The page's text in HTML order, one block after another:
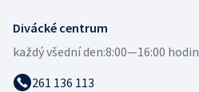
Divácké centrum
každý všední den:8:00—16:00 hodin
261 136 113